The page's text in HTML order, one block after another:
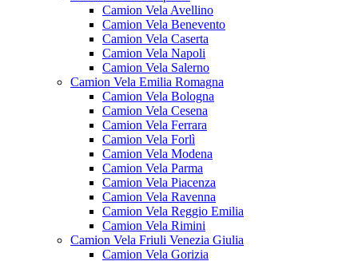
Camion Vela Avellino
Camion Vela Benevento
Camion Vela Caserta
Camion Vela Napoli
Camion Vela Salerno
Camion Vela Emilia Romagna
Camion Vela Bologna
Camion Vela Cesena
Camion Vela Ferrara
Camion Vela Forlì
Camion Vela Modena
Camion Vela Parma
Camion Vela Piacenza
Camion Vela Ravenna
Camion Vela Reggio Emilia
Camion Vela Rimini
Camion Vela Friuli Venezia Giulia
Camion Vela Gorizia